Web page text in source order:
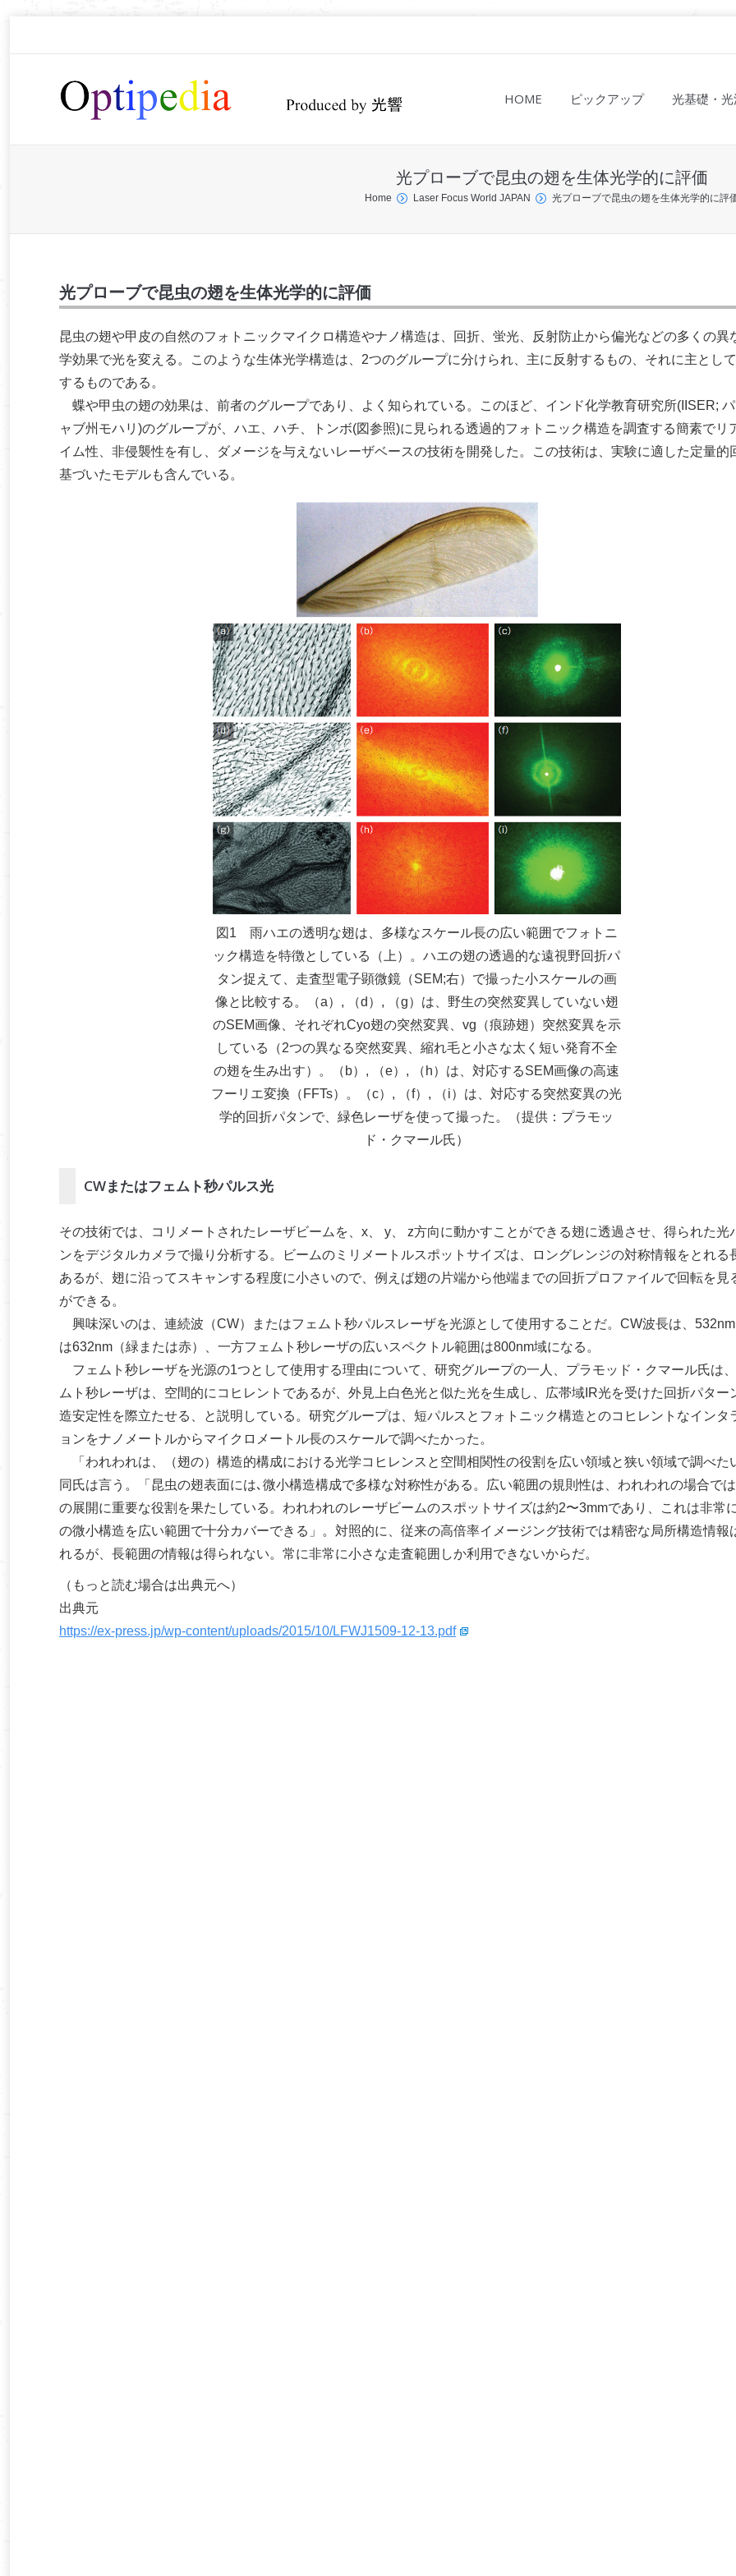
HOME ピックアップ 光基礎・
光プローブで昆虫の翅を生体光学的に評価
Home Laser Focus World JAPAN 光プローブで昆虫の翅を生体光学的に評
光プローブで昆虫の翅を生体光学的に評価
昆虫の翅や甲皮の自然のフォトニックマイクロ構造やナノ構造は、回折、蛍光、反射防止から偏光などの多くの異
学効果で光を変える。このような生体光学構造は、2つのグループに分けられ、主に反射するもの、それに主とし
するものである。
蝶や甲虫の翅の効果は、前者のグループであり、よく知られている。このほど、インド化学教育研究所(IISER;
ャブ州モハリ)のグループが、ハエ、ハチ、トンボ(図参照)に見られる透過的フォトニック構造を調査する簡素でリ
イム性、非侵襲性を有し、ダメージを与えないレーザベースの技術を開発した。この技術は、実験に適した定量的
基づいたモデルも含んでいる。
図1 雨ハエの透明な翅は、多様なスケール長の広い範囲でフォトニ
ック構造を特徴としている（上）。ハエの翅の透過的な遠視野回折パ
タン捉えて、走査型電子顕微鏡（SEM;右）で撮った小スケールの画
像と比較する。（a）, （d）, （g）は、野生の突然変異していない翅
のSEM画像、それぞれCyo翅の突然変異、vg（痕跡翅）突然変異を示
している（2つの異なる突然変異、縮れ毛と小さな太く短い発育不全
の翅を生み出す）。（b）, （e）, （h）は、対応するSEM画像の高速
フーリエ変換（FFTs）。（c）, （f）, （i）は、対応する突然変異の光
学的回折パタンで、緑色レーザを使って撮った。（提供：プラモッ
ド・クマール氏）
CWまたはフェムト秒パルス光
その技術では、コリメートされたレーザビームを、x、 y、 z方向に動かすことができる翅に透過させ、得られた光
ンをデジタルカメラで撮り分析する。ビームのミリメートルスポットサイズは、ロングレンジの対称情報をとれる
あるが、翅に沿ってスキャンする程度に小さいので、例えば翅の片端から他端までの回折プロファイルで回転を見
ができる。
興味深いのは、連続波（CW）またはフェムト秒パルスレーザを光源として使用することだ。CW波長は、
は632nm（緑または赤）、一方フェムト秒レーザの広いスペクトル範囲は800nm域になる。
フェムト秒レーザを光源の1つとして使用する理由について、研究グループの一人、プラモッド・クマール氏は
ムト秒レーザは、空間的にコヒレントであるが、外見上白色光と似た光を生成し、広帯域IR光を受けた回折パター
造安定性を際立たせる、と説明している。研究グループは、短パルスとフォトニック構造とのコヒレントなインタ
ョンをナノメートルからマイクロメートル長のスケールで調べたかった。
「われわれは、（翅の）構造的構成における光学コヒレンスと空間相関性の役割を広い領域と狭い領域で調べた
同氏は言う。「昆虫の翅表面には､微小構造構成で多様な対称性がある。広い範囲の規則性は、われわれの場合で
の展開に重要な役割を果たしている。われわれのレーザビームのスポットサイズは約2〜3mmであり、これは非常
の微小構造を広い範囲で十分カバーできる」。対照的に、従来の高倍率イメージング技術では精密な局所構造情報
れるが、長範囲の情報は得られない。常に非常に小さな走査範囲しか利用できないからだ。
（もっと読む場合は出典元へ）
出典元
https://ex-press.jp/wp-content/uploads/2015/10/LFWJ1509-12-13.pdf